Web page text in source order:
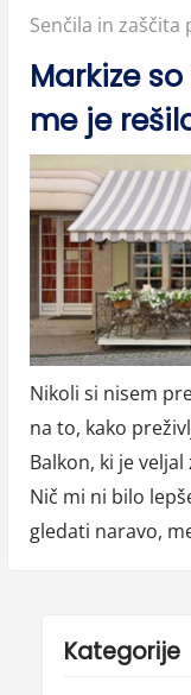
Posted
in:
Senčila in zaščita
Markize
me je
Nikoli si nisem
na to, kako
Balkon, ki je
Nič mi ni bilo
gledati naravo,
Kategorije